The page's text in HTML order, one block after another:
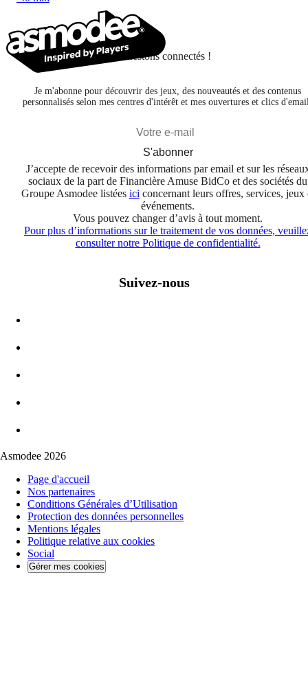
Restons connectés !
Je m'abonne pour découvrir des jeux, des nouveautés et des contenus
personnalisés selon mes centres d'intérêt et mes ouvertures et clics
S'abonner
J’accepte de recevoir des informations par email et sur les
sociaux de la part de Financière Amuse BidCo et des sociétés du
Groupe Asmodee listées iciconcernant leurs offres, services, jeux
événements.
Vous pouvez changer d’avis à tout moment.
Pour plus d’informations sur le traitement de vos données,
consulter notre Politique de confidentialité.
Suivez-nous
Asmodee 2026
Page d'accueil
Nos partenaires
Conditions Générales d’Utilisation
Protection des données personnelles
Mentions légales
Politique relative aux cookies
Social
Gérer mes cookies